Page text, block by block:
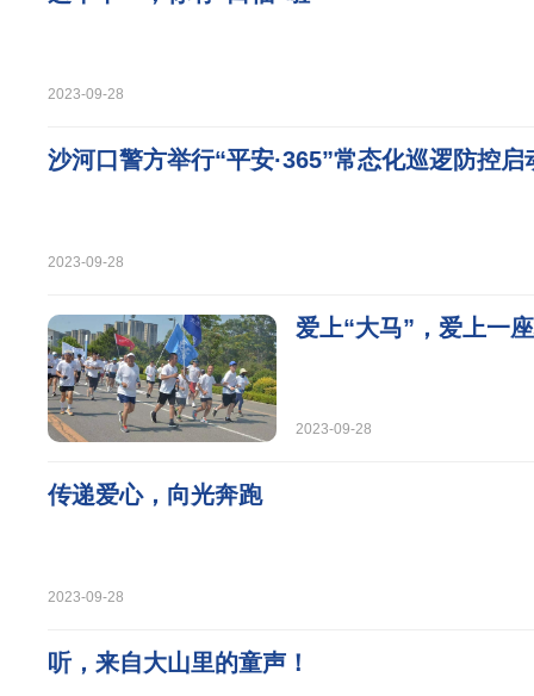
2023-09-28
沙河口警方举行“平安·365”常态化巡逻防控启
2023-09-28
爱上“大马”，爱上一
2023-09-28
传递爱心，向光奔跑
2023-09-28
听，来自大山里的童声！